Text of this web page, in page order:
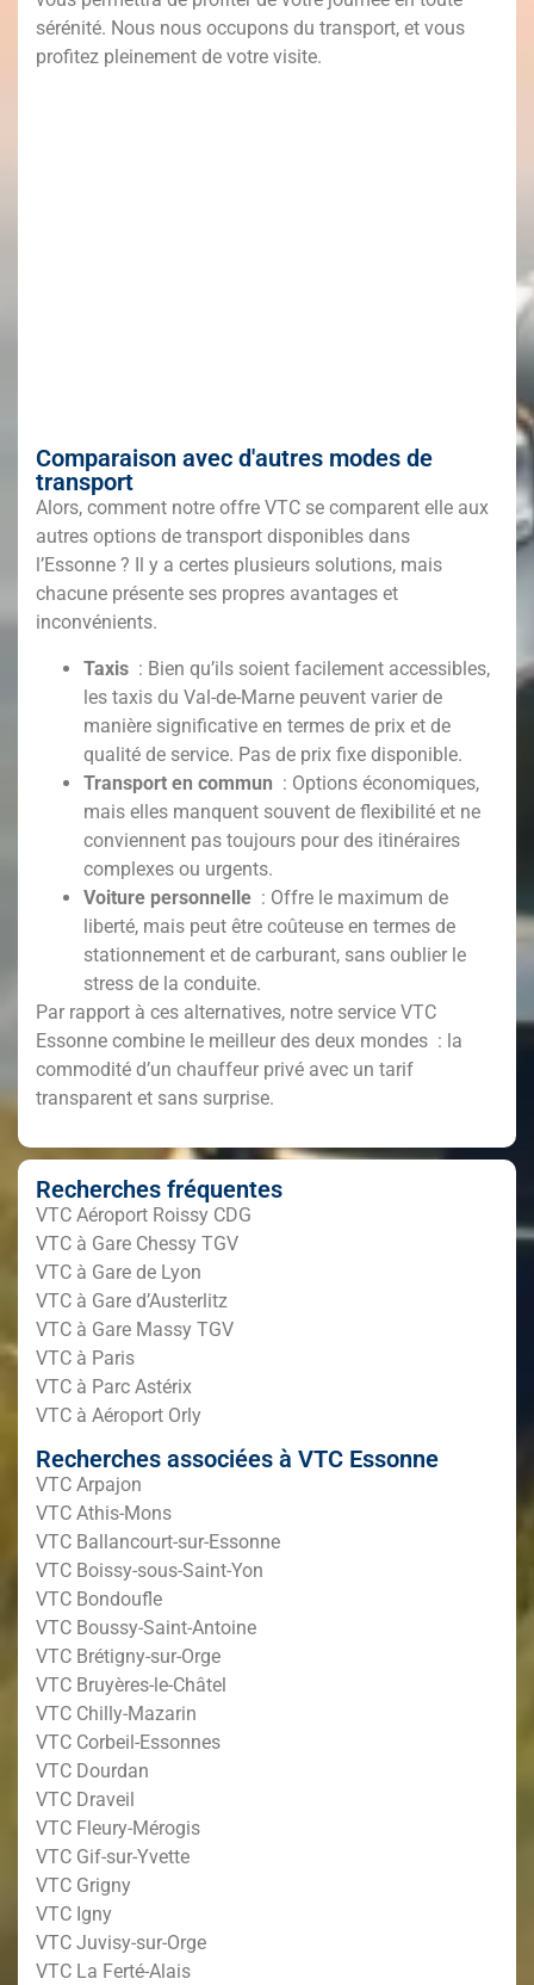
sérénité. Nous nous occupons du transport, et vous
profitez pleinement de votre visite.
Comparaison avec d'autres modes de
transport
Alors, comment notre offre VTC se comparent elle aux
autres options de transport disponibles dans
l’Essonne ? Il y a certes plusieurs solutions, mais
chacune présente ses propres avantages et
inconvénients.
Taxis : Bien qu’ils soient facilement accessibles,
les taxis du Val-de-Marne peuvent varier de
manière significative en termes de prix et de
qualité de service. Pas de prix fixe disponible.
Transport en commun : Options économiques,
mais elles manquent souvent de flexibilité et ne
conviennent pas toujours pour des itinéraires
complexes ou urgents.
Voiture personnelle : Offre le maximum de
liberté, mais peut être coûteuse en termes de
stationnement et de carburant, sans oublier le
stress de la conduite.
Par rapport à ces alternatives, notre service VTC
Essonne combine le meilleur des deux mondes : la
commodité d’un chauffeur privé avec un tarif
transparent et sans surprise.
Recherches fréquentes
VTC Aéroport Roissy CDG
VTC à Gare Chessy TGV
VTC à Gare de Lyon
VTC à Gare d’Austerlitz
VTC à Gare Massy TGV
VTC à Paris
VTC à Parc Astérix
VTC à Aéroport Orly
Recherches associées à VTC Essonne
VTC Arpajon
VTC Athis-Mons
VTC Ballancourt-sur-Essonne
VTC Boissy-sous-Saint-Yon
VTC Bondoufle
VTC Boussy-Saint-Antoine
VTC Brétigny-sur-Orge
VTC Bruyères-le-Châtel
VTC Chilly-Mazarin
VTC Corbeil-Essonnes
VTC Dourdan
VTC Draveil
VTC Fleury-Mérogis
VTC Gif-sur-Yvette
VTC Grigny
VTC Igny
VTC Juvisy-sur-Orge
VTC La Ferté-Alais